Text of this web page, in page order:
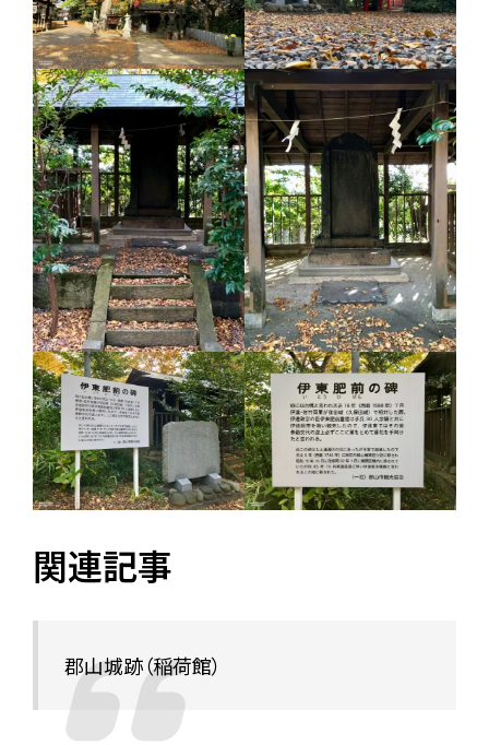
関連記事
郡山城跡（稲荷館）